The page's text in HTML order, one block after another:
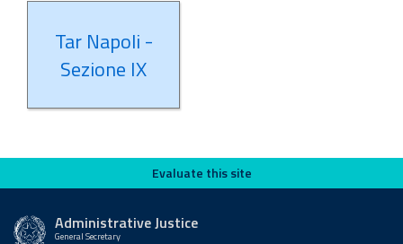
Tar Napoli -
Sezione IX
Evaluate this siteEvaluate this site
Administrative Justice
General Secretary